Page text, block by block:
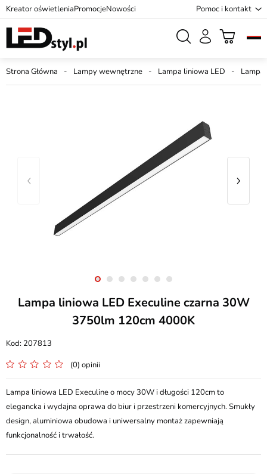
Kreator oświetleniaPromocjeNowości Pomoc i kontakt
Strona Główna Lampy wewnętrzne Lampa liniowa LED
Lampa liniowa LED Execuline czarna 30W
3750lm 120cm 4000K
207813
(0) opinii
Lampa liniowa LED Execuline o mocy 30W i długości 120cm to
elegancka i wydajna oprawa do biur i przestrzeni komercyjnych. Smukły
design, aluminiowa obudowa i uniwersalny montaż zapewniają
funkcjonalność i trwałość.